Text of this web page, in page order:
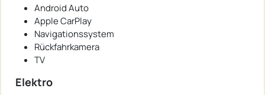
Android Auto
Apple CarPlay
Navigationssystem
Rückfahrkamera
TV
Elektro